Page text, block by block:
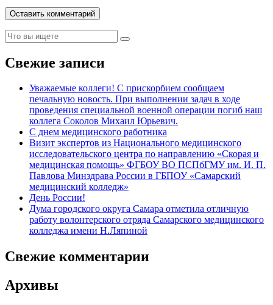
Свежие записи
Уважаемые коллеги! С прискорбием сообщаем
печальную новость. При выполнении задач в ходе
проведения специальной военной операции погиб наш
коллега Соколов Михаил Юрьевич.
С днем медицинского работника
Визит экспертов из Национального медицинского
исследовательского центра по направлению «Скорая и
медицинская помощь» ФГБОУ ВО ПСПбГМУ им. И. П.
Павлова Минздрава России в ГБПОУ «Самарский
медицинский колледж»
День России!
Дума городского округа Самара отметила отличную
работу волонтерского отряда Самарского медицинского
колледжа имени Н.Ляпиной
Свежие комментарии
Архивы